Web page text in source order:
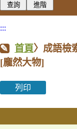
:::
首頁〉成語檢
[龐然大物]
列印